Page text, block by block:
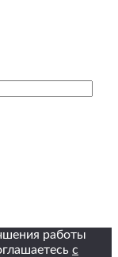
работы
с